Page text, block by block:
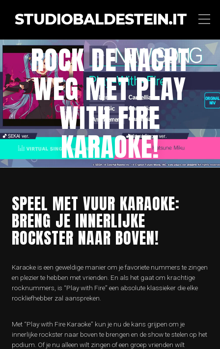
STUDIOBALDESTEIN.IT
ROCK DE NACHT
WEG MET PLAY
WITH FIRE
KARAOKE!
SPEEL MET VUUR KARAOKE:
BRENG JE INNERLIJKE
ROCKSTER NAAR BOVEN!
Karaoke is een geweldige manier om je favoriete nummers te zingen
en plezier te hebben met vrienden. En als het gaat om krachtige
rocknummers, is “Play with Fire” een absolute klassieker die elke
rockliefhebber zal aanspreken.
Met “Play with Fire Karaoke” kun je nu de kans grijpen om je
innerlijke rockster naar boven te brengen en de show te stelen op het
podium. Of je nu alleen wilt zingen of een groep vrienden wilt